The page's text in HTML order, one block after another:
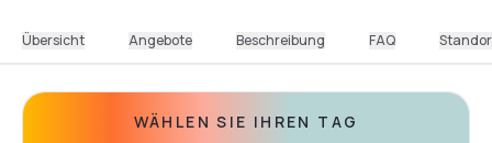
Übersicht Angebote Beschreibung FAQ
WÄHLEN SIE IHREN TAG